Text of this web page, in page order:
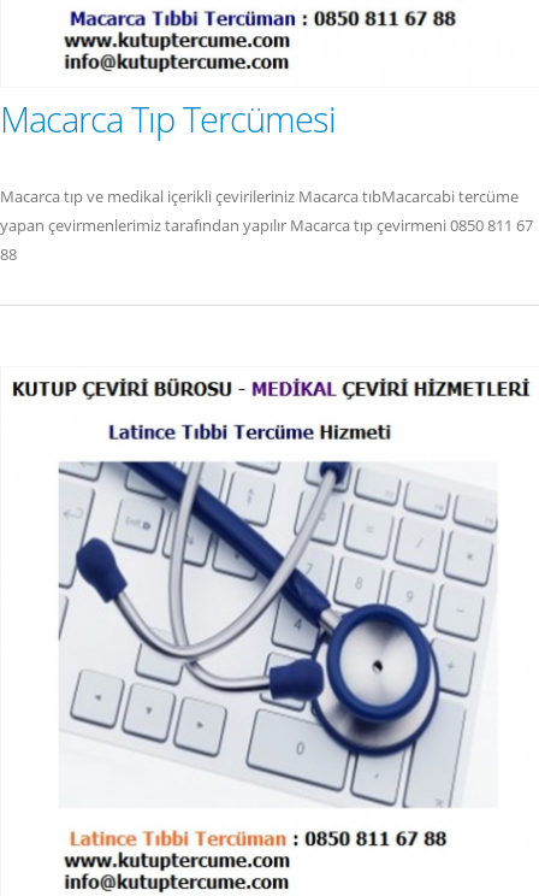
Macarca Tıp Tercümesi
Macarca tıp ve medikal içerikli çevirileriniz Macarca tıbMacarcabi tercüme
yapan çevirmenlerimiz tarafından yapılır Macarca tıp çevirmeni 0850 811 67
88